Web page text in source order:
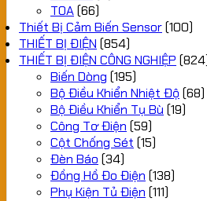
TOA(66)
Thiết Bị Cảm Biến Sensor(100)
THIẾT BỊ ĐIỆN (854)
THIẾT BỊ ĐIỆN CÔNG NGHIỆP
Biến Dòng (195)
Bộ Điều Khiển Nhiệt Độ (68)
Bộ Điều Khiển Tụ Bù (19)
Công Tơ Điện (59)
Cột Chống Sét (15)
Đèn Báo (34)
Đồng Hồ Đo Điện (138)
Phụ Kiện Tủ Điện (111)